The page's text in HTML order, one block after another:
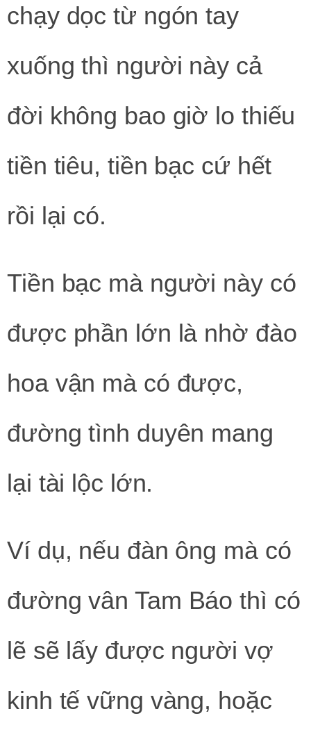
chạy dọc từ ngón tay
xuống thì người này cả
đời không bao giờ lo thiếu
tiền tiêu, tiền bạc cứ hết
rồi lại có.
Tiền bạc mà người này có
được phần lớn là nhờ đào
hoa vận mà có được,
đường tình duyên mang
lại tài lộc lớn.
Ví dụ, nếu đàn ông mà có
đường vân Tam Báo thì có
lẽ sẽ lấy được người vợ
kinh tế vững vàng, hoặc